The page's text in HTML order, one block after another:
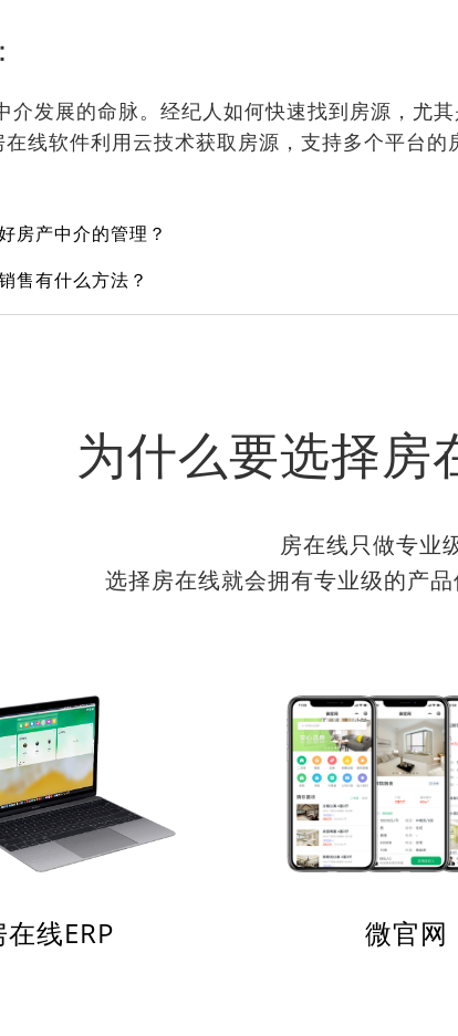
介发展的命脉。经纪人如何快速找到房源，尤
线软件利用云技术获取房源，支持多个平台
房产中介的管理？
售有什么方法？
为什么要选择房
房在线只做专业
选择房在线就会拥有专业级的产品
在线ERP 微官网